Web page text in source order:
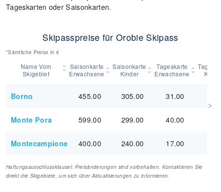
Tageskarten oder Saisonkarten.
Skipasspreise für Orobie Skipass
*Sämtliche Preise in €
Name Vom
Skigebiet
Saisonkarte
Erwachsene
Saisonkarte
Kinder
Tageskarte
Erwachsene
Borno 455.00 305.00 31.00
Monte Pora 599.00 299.00 40.00
Montecampione 400.00 240.00 17.00
Haftungsausschlussklausel: Preisänderungen sind vorbehalten. Kontaktieren Sie
direkt die Skigebiete, um sich über Aktualisierungen zu informieren.